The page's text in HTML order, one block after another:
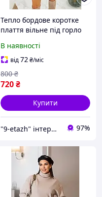
Тепло бордове коротке
плаття вільне під горло
В наявності
від72₴/міс
720₴
800 ₴
Купити
"9-etazh" інтернет-магазин жіночого одягу та аксесуарів 97%